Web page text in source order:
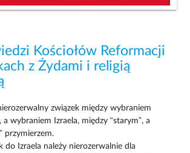
Kościołów Reformacji
z Żydami i religią
związek między wybraniem
a wybraniem Izraela, między “starym”, a
przymierzem.
do Izraela należy nierozerwalnie dla